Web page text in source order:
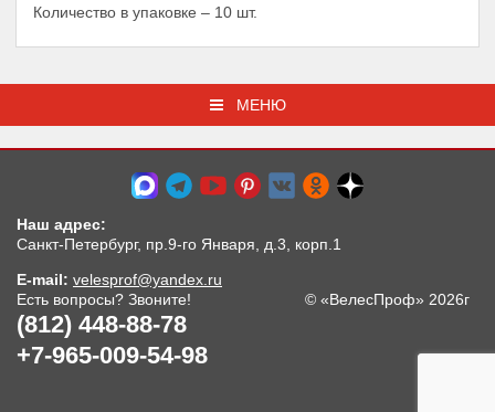
Количество в упаковке – 10 шт.
МЕНЮ
Наш адрес:
Санкт-Петербург, пр.9-го Января, д.3, корп.1
E-mail: velesprof@yandex.ru
Есть вопросы? Звоните!
(812) 448-88-78
+7-965-009-54-98
© «ВелесПроф» 2026г